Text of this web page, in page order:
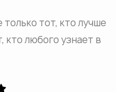
тот, кто лучше
кто любого узнает в